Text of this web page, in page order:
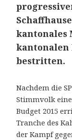
kantonales
kantonalen
bestritten.
Nachdem die
Stimmvolk
Budget 2015
Tranche des
der Kampf